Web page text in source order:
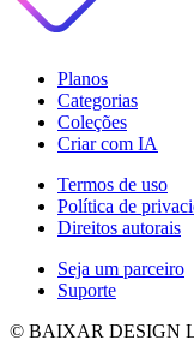
Planos
Categorias
Coleções
Criar com IA
Termos de uso
Política de
Direitos autorais
Seja um parceiro
Suporte
© BAIXAR DESIGN